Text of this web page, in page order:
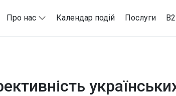
Про нас Календар подій Послуги